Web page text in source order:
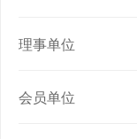
理事单位
会员单位